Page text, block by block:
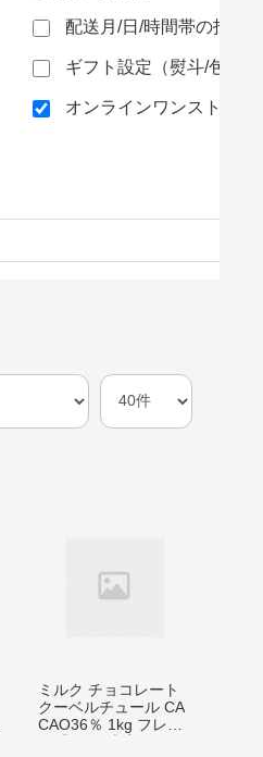
配送月/日/時間帯の指定
ギフト設定（熨斗/包装
オンラインワンストップ
ミルク チョコレート
クーベルチュール CA
CAO36％ 1kg フレー